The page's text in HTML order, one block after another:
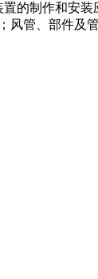
的制作和安
管、部件及